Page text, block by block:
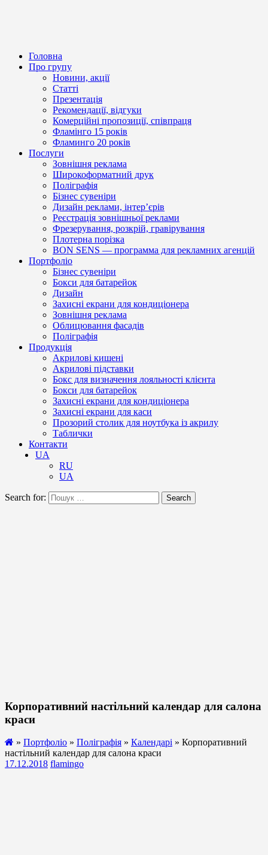
Головна
Про групу
Новини, акції
Статті
Презентація
Рекомендації, відгуки
Комерційні пропозиції, співпраця
Фламінго 15 років
Фламинго 20 років
Послуги
Зовнішня реклама
Широкоформатний друк
Поліграфія
Бізнес сувеніри
Дизайн реклами, інтер’єрів
Реєстрація зовнішньої реклами
Фрезерування, розкрій, гравірування
Плотерна порізка
BON SENS — программа для рекламних агенцій
Портфоліо
Бізнес сувеніри
Бокси для батарейок
Дизайн
Захисні екрани для кондиціонера
Зовнішня реклама
Облицювання фасадів
Поліграфія
Продукція
Акрилові кишені
Акрилові підставки
Бокс для визначення лояльності клієнта
Бокси для батарейок
Захисні екрани для кондиціонера
Захисні екрани для каси
Прозорий столик для ноутбука із акрилу
Таблички
Контакти
UA
RU
UA
Search for: Search
Корпоративний настільний календар для салона
краси
» Портфоліо » Поліграфія » Календарі » Корпоративний
настільний календар для салона краси
17.12.2018 flamingo